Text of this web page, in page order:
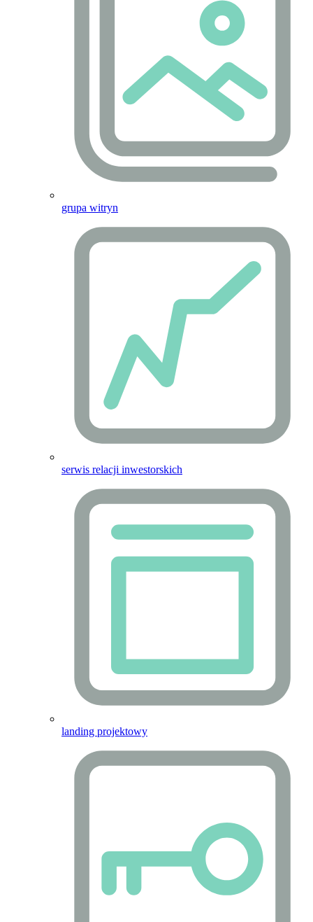
grupa witryn
serwis relacji inwestorskich
landing projektowy